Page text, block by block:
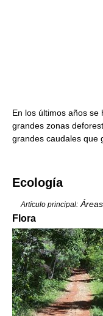
En los últimos años
grandes zonas
grandes caudales que
Ecología
Artículo principal:
Flora